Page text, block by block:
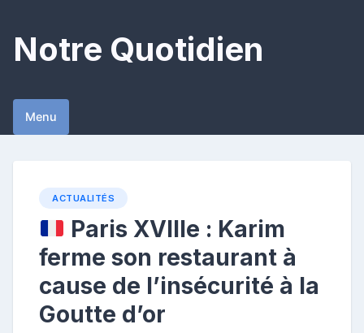
content
Notre Quotidien
Menu
ACTUALITÉS
Paris XVIIIe : Karim
ferme son restaurant à
cause de l’insécurité à la
Goutte d’or